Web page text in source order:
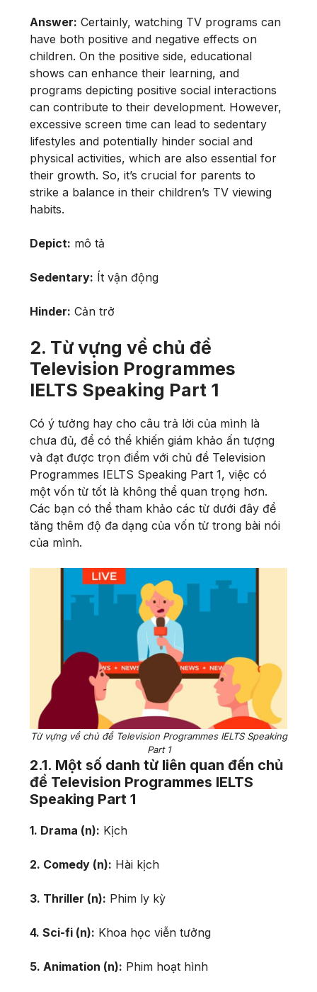
Answer: Certainly, watching TV programs can
have both positive and negative effects on
children. On the positive side, educational
shows can enhance their learning, and
programs depicting positive social interactions
can contribute to their development. However,
excessive screen time can lead to sedentary
lifestyles and potentially hinder social and
physical activities, which are also essential for
their growth. So, it’s crucial for parents to
strike a balance in their children’s TV viewing
habits.
Depict: mô tả
Sedentary: Ít vận động
Hinder: Cản trở
2. Từ vựng về chủ đề
Television Programmes
IELTS Speaking Part 1
Có ý tưởng hay cho câu trả lời của mình là
chưa đủ, để có thể khiến giám khảo ấn tượng
và đạt được trọn điểm với chủ đề Television
Programmes IELTS Speaking Part 1, việc có
một vốn từ tốt là không thể quan trọng hơn.
Các bạn có thể tham khảo các từ dưới đây để
tăng thêm độ đa dạng của vốn từ trong bài nói
của mình.
Từ vựng về chủ đề Television Programmes IELTS Speaking
Part 1
2.1. Một số danh từ liên quan đến chủ
đề Television Programmes IELTS
Speaking Part 1
1. Drama (n): Kịch
2. Comedy (n): Hài kịch
3. Thriller (n): Phim ly kỳ
4. Sci-fi (n): Khoa học viễn tưởng
5. Animation (n): Phim hoạt hình